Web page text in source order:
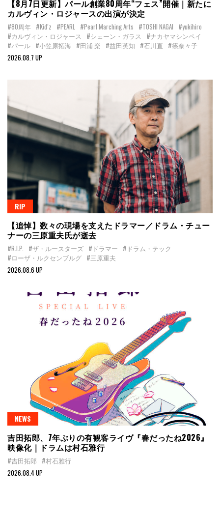
【8月7日更新】パール創業80周年“フェス”開催｜新たに
カルヴィン・ロジャースの出演が決定
#80周年 #Kid’z #PEARL #Pearl Marching Arts #TOSHI NAGAI #yukihiro
#カルヴィン・ロジャース
#シェーン・ガラス
#ナカヤマシンペイ
#パール #小笠原拓海 #田浦 楽 #益田英知 #石川直 #篠奈々子
2026.08.7 UP
RIP
【追悼】数々の現場を支えたドラマー／ドラム・チュー
ナーの三原重夫氏が逝去
#R.I.P. #ザ・ルースターズ #ドラマー #ドラム・テック
#ローザ・ルクセンブルグ #三原重夫
2026.08.6 UP
NEWS
吉田拓郎、7年ぶりの有観客ライヴ『春だったね2026』
映像化｜ドラムは村石雅行
#吉田拓郎 #村石雅行
2026.08.4 UP